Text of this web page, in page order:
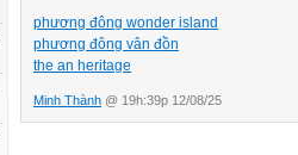
phương đông wonder island
phương đông vân đồn
the an heritage
Minh Thành @ 19h:39p 12/08/25